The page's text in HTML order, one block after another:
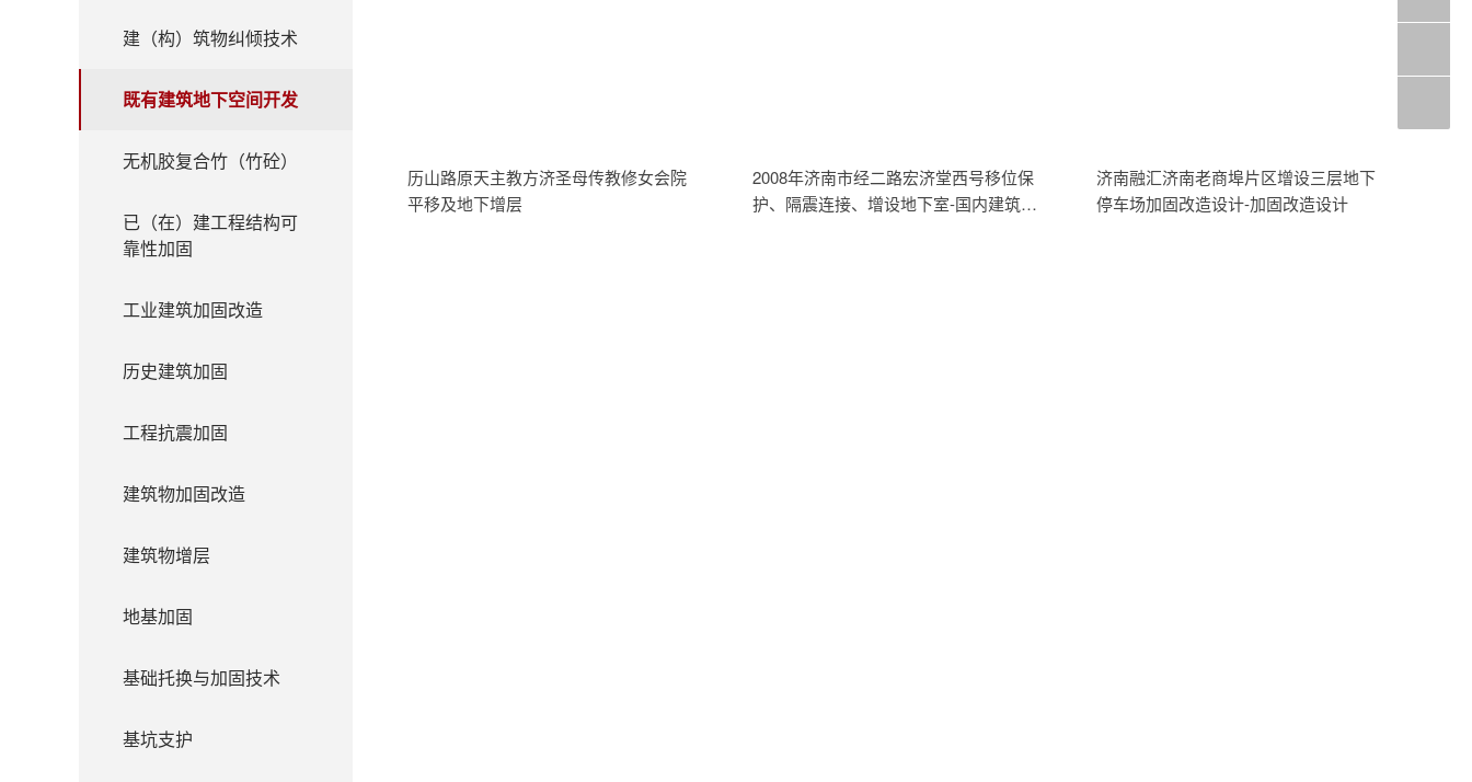
建（构）筑物纠倾技术
既有建筑地下空间开发
无机胶复合竹（竹砼）
已（在）建工程结构可
靠性加固
工业建筑加固改造
历史建筑加固
工程抗震加固
建筑物加固改造
建筑物增层
地基加固
基础托换与加固技术
基坑支护
历山路原天主教方济圣母传教修女会院
平移及地下增层
2008年济南市经二路宏济堂西号移位保
护、隔震连接、增设地下室-国内建筑物
济南融汇济南老商埠片区增设三层地下
停车场加固改造设计-加固改造设计